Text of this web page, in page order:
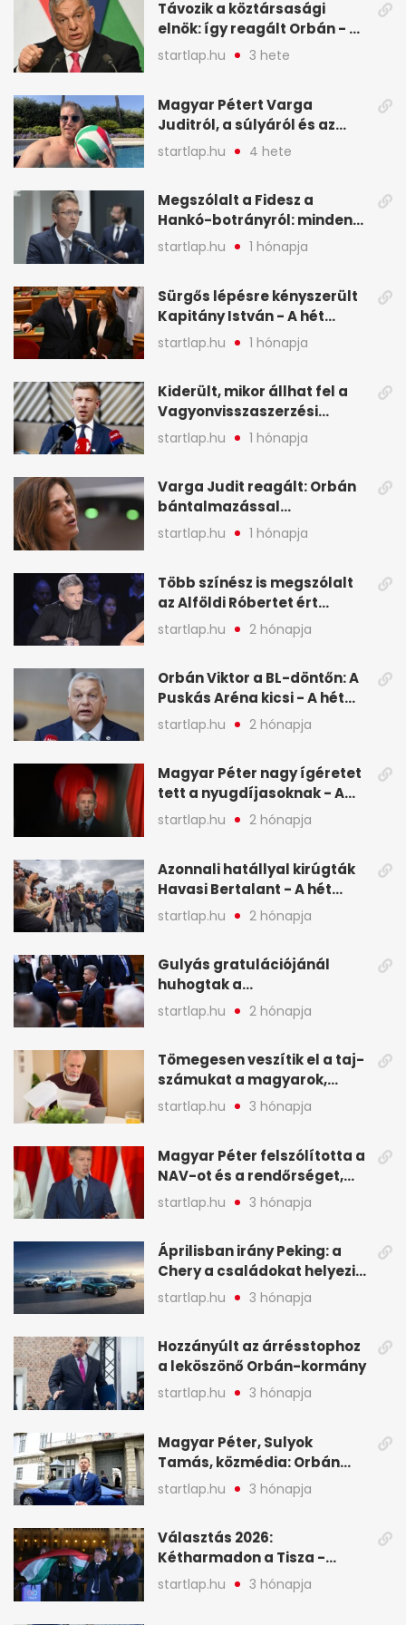
Távozik a köztársasági
elnök: így reagált Orbán - A
hét legfontosabb hírei
képekben
startlap.hu 3 hete
Magyar Pétert Varga
Juditról, a súlyáról és az
alvásidejéről is faggatták a
Redditen, sok kérdésre sírva
A hét legfontosabb hírei
képekben
startlap.hu 4 hete
Megszólalt a Fidesz a
Hankó-botrányról: minden
forint jó helyre ment - A hét
legfontosabb hírei
startlap.hu 1 hónapja
Sürgős lépésre kényszerült
Kapitány István - A hét
legfontosabb hírei
képekben
startlap.hu 1 hónapja
Kiderült, mikor állhat fel a
Vagyonvisszaszerzési
Hivatal - A hét legfontosabb
hírei képekben
startlap.hu 1 hónapja
Varga Judit reagált: Orbán
bántalmazással
kapcsolatban emlegette - A
hét legfontosabb hírei
startlap.hu 1 hónapja
Több színész is megszólalt
az Alföldi Róbertet ért
vádakról - A hét
legfontosabb hírei
startlap.hu 2 hónapja
Orbán Viktor a BL-döntőn: A
Puskás Aréna kicsi - A hét
legfontosabb hírei képeken
startlap.hu 2 hónapja
Magyar Péter nagy ígéretet
tett a nyugdíjasoknak - A
hét legfontosabb hírei
képekben
startlap.hu 2 hónapja
Azonnali hatállyal kirúgták
Havasi Bertalant - A hét
legfontosabb hírei
képekben
startlap.hu 2 hónapja
Gulyás gratulációjánál
huhogtak a
leghangosabban, miután
Magyart miniszterelnökké
legfontosabb hírei
képekben
startlap.hu 2 hónapja
Tömegesen veszítik el a taj-
számukat a magyarok,
sokak ellen eljárást indít a
NAV - A hét hírei képekben
startlap.hu 3 hónapja
Magyar Péter felszólította a
NAV-ot és a rendőrséget,
tartóztassák le a NER-es
oligarchákat - A hét
startlap.hu 3 hónapja
Áprilisban irány Peking: a
Chery a családokat helyezi
globális mobilitási
programja középpontjába
startlap.hu 3 hónapja
Hozzányúlt az árrésstophoz
a leköszönő Orbán-kormány
startlap.hu 3 hónapja
Magyar Péter, Sulyok
Tamás, közmédia: Orbán
Viktor április 13. óta hallgat,
közben pörögnek az
startlap.hu 3 hónapja
Választás 2026:
Kétharmadon a Tisza -
mutatjuk, hogyan alakulnak
a mandátumok
startlap.hu 3 hónapja